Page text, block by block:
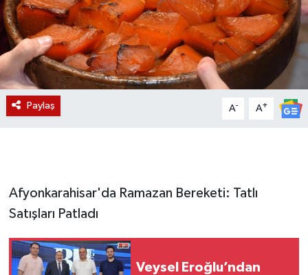
Paylaş A- A+
Afyonkarahisar'da Ramazan Bereketi: Tatlı
Satışları Patladı
Veysel Eroğlu’ndan